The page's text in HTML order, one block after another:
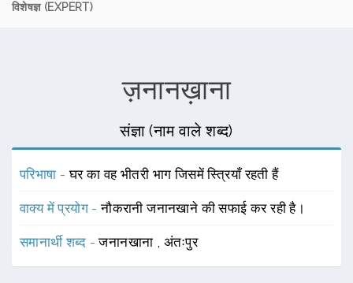
विशेषज्ञ (EXPERT)
ज़नानख़ाना
संज्ञा (नाम वाले शब्द)
परिभाषा -घर का वह भीतरी भाग जिसमें स्त्रियाँ रहती हैं
वाक्य में प्रयोग -नौकरानी जनानखाने की सफाई कर रही है।
समानार्थी शब्द -जनानखाना , अंतःपुर